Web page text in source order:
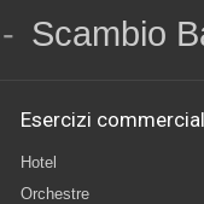
- Scambio
Esercizi
Hotel
Orchestre